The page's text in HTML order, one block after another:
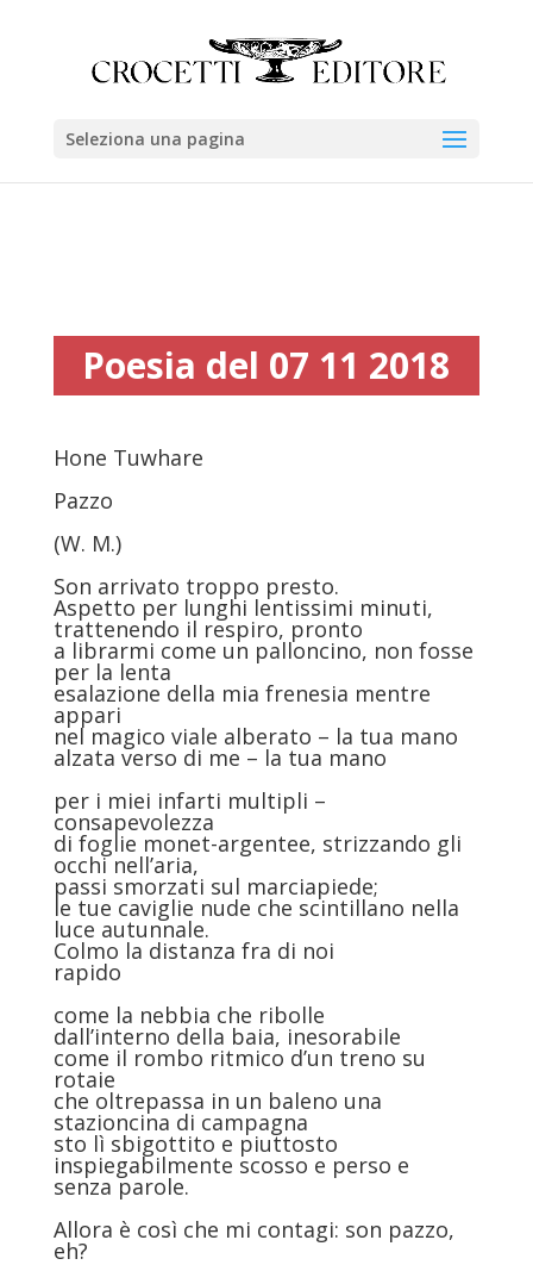
Seleziona una pagina
Poesia del 07 11 2018
Hone Tuwhare
Pazzo
(W. M.)
Son arrivato troppo presto.
Aspetto per lunghi lentissimi minuti,
trattenendo il respiro, pronto
a librarmi come un palloncino, non fosse
per la lenta
esalazione della mia frenesia mentre
appari
nel magico viale alberato – la tua mano
alzata verso di me – la tua mano
per i miei infarti multipli –
consapevolezza
di foglie monet-argentee, strizzando gli
occhi nell’aria,
passi smorzati sul marciapiede;
le tue caviglie nude che scintillano nella
luce autunnale.
Colmo la distanza fra di noi
rapido
come la nebbia che ribolle
dall’interno della baia, inesorabile
come il rombo ritmico d’un treno su
rotaie
che oltrepassa in un baleno una
stazioncina di campagna
sto lì sbigottito e piuttosto
inspiegabilmente scosso e perso e
senza parole.
Allora è così che mi contagi: son pazzo,
eh?